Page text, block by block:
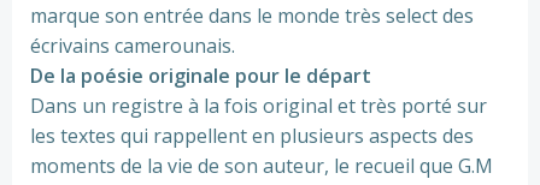
marque son entrée dans le monde très select des
écrivains camerounais.
De la poésie originale pour le départ
Dans un registre à la fois original et très porté sur
les textes qui rappellent en plusieurs aspects des
moments de la vie de son auteur, le recueil que G.M